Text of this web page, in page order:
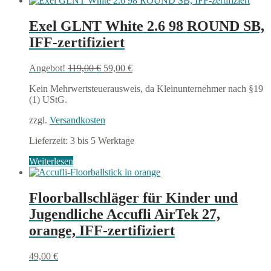
Exel GLNT White 2.6 98 ROUND SB,
IFF-zertifiziert
Angebot! 119,00€ Ursprünglicher
war:
59,00 €Aktueller
ist:
Kein Mehrwertsteuerausweis, da Kleinunternehmer nach §19
(1) UStG.
zzgl. Versandkosten
Lieferzeit: 3 bis 5 Werktage
Weiterlesen
Floorballschläger für Kinder und
Jugendliche Accufli AirTek 27,
orange, IFF-zertifiziert
49,00 €